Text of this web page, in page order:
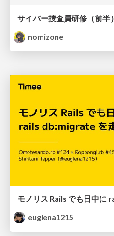
サイバー捜査員研修（前半）
nomizone
euglena1215